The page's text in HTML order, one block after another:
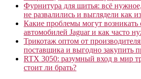
Фурнитура для шитья: всё
не развалились и выглядели как
Какие проблемы могут возникать
автомобилей Jaguar и как часто
Трикотаж оптом от
поставщика и выгодно закупить
RTX 3050: разумный вход в мир
стоит ли брать?